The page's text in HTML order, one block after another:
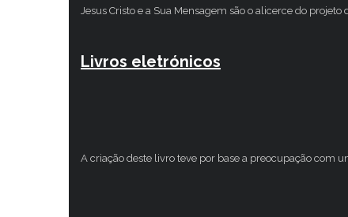
Jesus Cristo e a Sua Mensagem são o alicerce do
Livros eletrónicos
A criação deste livro teve por base a preocupação com